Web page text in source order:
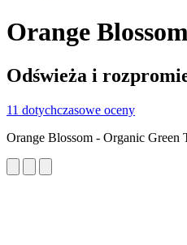
Orange
Odświeża i
11 dotychczasowe oceny
Orange Blossom - Organic Green